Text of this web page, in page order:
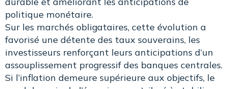
politique monétaire.
Sur les marchés obligataires, cette évolution a
favorisé une détente des taux souverains, les
investisseurs renforçant leurs anticipations d’un
assouplissement progressif des banques centrales.
Si l’inflation demeure supérieure aux objectifs, le